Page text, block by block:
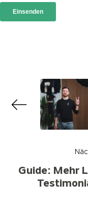
Guide: Mehr